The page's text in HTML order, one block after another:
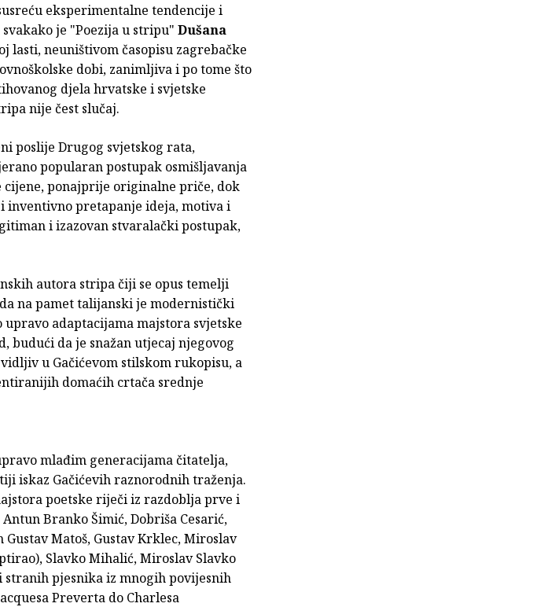
eksperimentalne tendencije i
je "Poezija u stripu" Dušana
lasti, neuništivom časopisu zagrebačke
dobi, zanimljiva i po tome što
djela hrvatske i svjetske
nije čest slučaj.
poslije Drugog svjetskog rata,
popularan postupak osmišljavanja
cijene, ponajprije originalne priče, dok
inventivno pretapanje ideja, motiva i
i izazovan stvaralački postupak,
autora stripa čiji se opus temelji
na pamet talijanski je modernistički
adaptacijama majstora svjetske
budući da je snažan utjecaj njegovog
u Gačićevom stilskom rukopisu, a
domaćih crtača srednje
mlađim generacijama čitatelja,
iskaz Gačićevih raznorodnih traženja.
poetske riječi iz razdoblja prve i
Branko Šimić, Dobriša Cesarić,
Matoš, Gustav Krklec, Miroslav
Slavko Mihalić, Miroslav Slavko
stranih pjesnika iz mnogih povijesnih
Preverta do Charlesa